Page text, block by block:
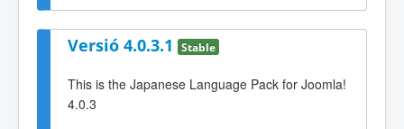
Versió 4.0.3.1 Stable
This is the Japanese Language Pack for Joomla!
4.0.3